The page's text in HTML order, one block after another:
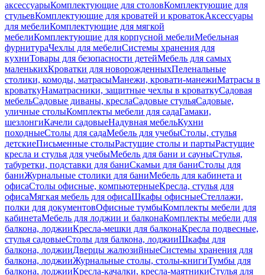
аксессуарыКомплектующие для столовКомплектующие для
стульевКомплектующие для кроватей и кроватокАксессуары
для мебелиКомплектующие для мягкой
мебелиКомплектующие для корпусной мебелиМебельная
фурнитураЧехлы для мебелиСистемы хранения для
кухниТовары для безопасности детейМебель для самых
маленькихКроватки для новорожденныхПеленальные
столики, комоды, матрасыМанежи, кровати-манежиМатрасы в
кроваткуНаматрасники, защитные чехлы в кроваткуСадовая
мебельСадовые диваны, креслаСадовые стульяСадовые,
уличные столыКомплекты мебели для садаГамаки,
шезлонгиКачели садовыеНадувная мебельКухни
походныеСтолы для садаМебель для учебыСтолы, стулья
детскиеПисьменные столыРастущие столы и партыРастущие
кресла и стулья для учебыМебель для бани и сауныСтулья,
табуретки, подставки для баниСкамьи для баниСтолы для
баниЖурнальные столики для баниМебель для кабинета и
офисаСтолы офисные, компьютерныеКресла, стулья для
офисаМягкая мебель для офисаШкафы офисныеСтеллажи,
полки для документовОфисные тумбыКомплекты мебели для
кабинетаМебель для лоджии и балконаКомплекты мебели для
балкона, лоджииКресла-мешки для балконаКресла подвесные,
стулья садовыеСтолы для балкона, лоджииШкафы для
балкона, лоджииДверцы жалюзийныеСистемы хранения для
балкона, лоджииЖурнальные столы, столы-книгиТумбы для
балкона, лоджииКресла-качалки, кресла-маятникиСтулья для